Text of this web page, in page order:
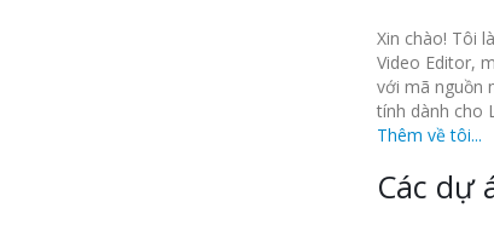
Xin chào! Tôi
Video Editor,
với mã nguồn
tính dành cho
Thêm về tôi...
Các dự